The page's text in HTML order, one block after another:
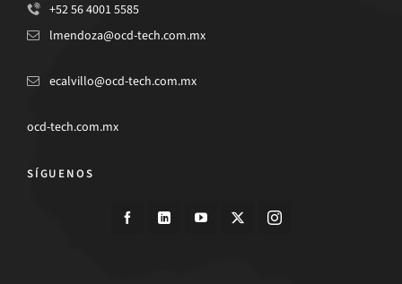
+52 56 4001 5585
lmendoza@ocd-tech.com.mx
ecalvillo@ocd-tech.com.mx
ocd-tech.com.mx
SÍGUENOS